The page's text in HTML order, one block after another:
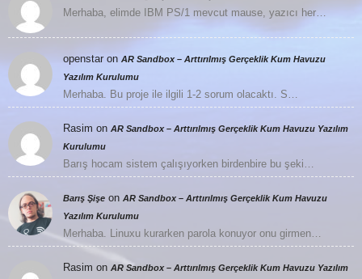
Merhaba, elimde IBM PS/1 mevcut mause, yazıcı her…
openstar on AR Sandbox – Arttırılmış Gerçeklik Kum Havuzu
Yazılım Kurulumu
Merhaba. Bu proje ile ilgili 1-2 sorum olacaktı. S…
Rasim on AR Sandbox – Arttırılmış Gerçeklik Kum Havuzu Yazılım
Kurulumu
Barış hocam sistem çalışıyorken birdenbire bu şeki…
Barış Şişe on AR Sandbox – Arttırılmış Gerçeklik Kum Havuzu
Yazılım Kurulumu
Merhaba. Linuxu kurarken parola konuyor onu girmen…
Rasim on AR Sandbox – Arttırılmış Gerçeklik Kum Havuzu Yazılım